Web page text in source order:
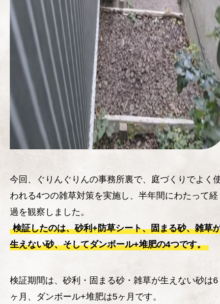
今回、ぐりんぐりんの事務所裏で、庭づくりでよく
われる4つの雑草対策を実施し、半年間にわたって経
過を観察しました。
検証したのは、砂利+防草シート、固まる砂、雑草
生えない砂、そしてダンボール+堆肥の4つです。
検証期間は、砂利・固まる砂・雑草が生えない砂は6
ヶ月、ダンボール+堆肥は5ヶ月です。